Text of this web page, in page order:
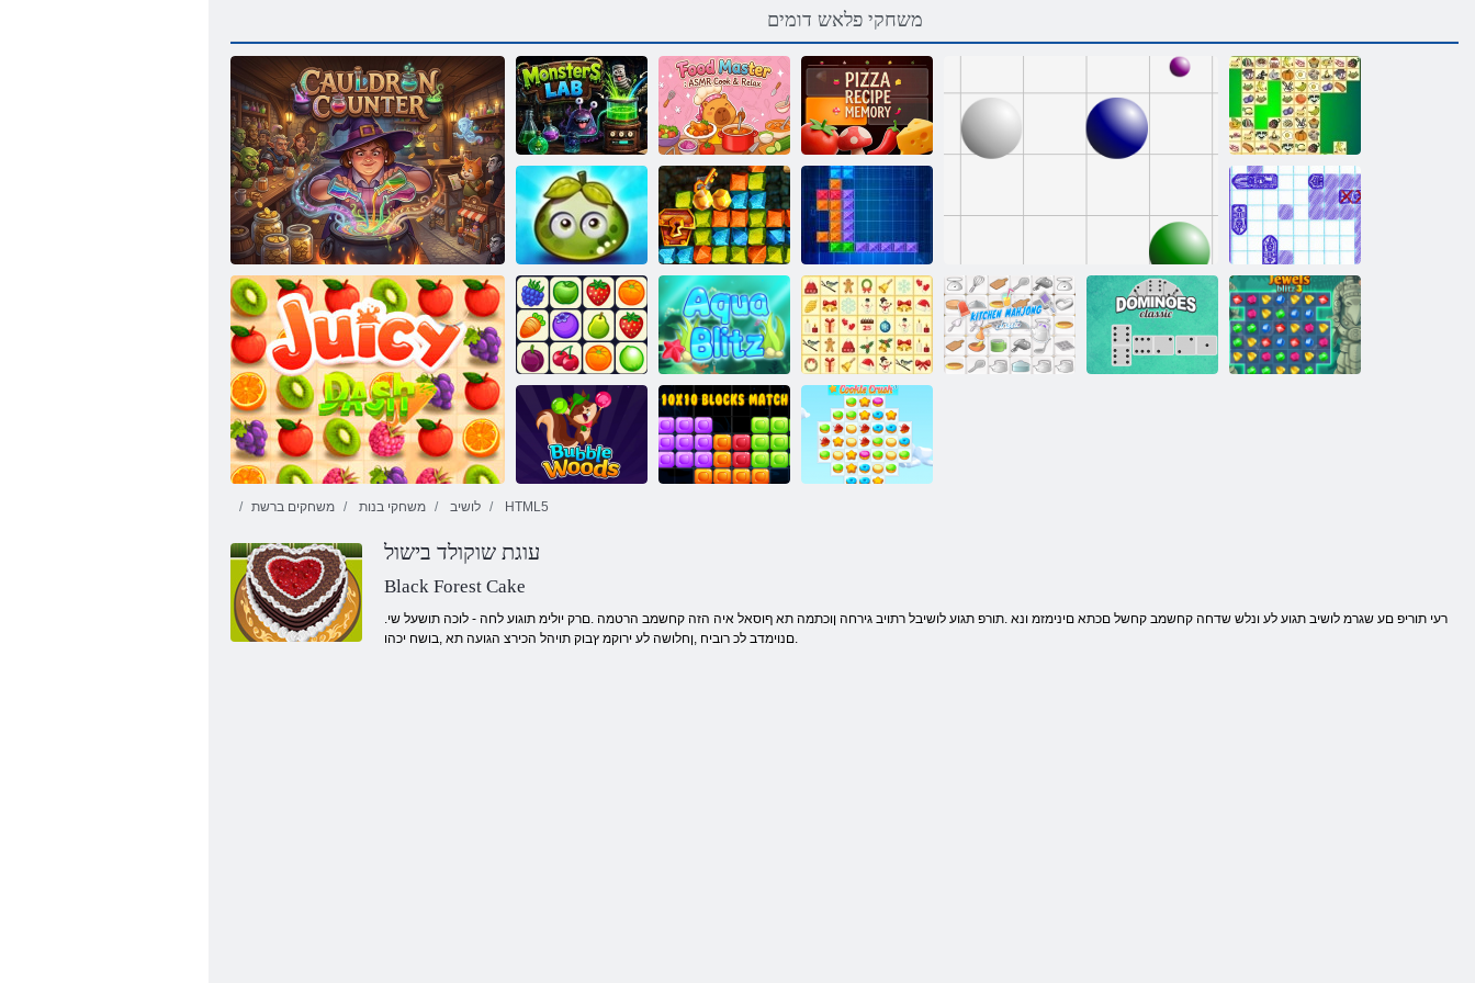
משחקי פלאש דומים
תחלק הנומ
לושיב :תוצלפמ
תדבעמ
ASMR Cook &
Relax :לכוא
רטסאמ
הציפל ןוכתמ
ןורכיז
קריס ונג
פירות יער
עסיסיים
הרפתקאות
בהזל הלהבה
תורצוא דיצ
סקירטנט ללוצ םי
Onet יסאלק
רוביח
ץילב הווקא
גנו'גאמ
סאמ-סירק
משחקים ברשת משחקי בנות לושיב HTML5
עוגת שוקולד בישול
Black Forest Cake
.רעי תוריפ םע שגרמ לושיב תגוע לע ונלש שדחה קחשמב קחשל םכתא םינימזמ ונא .תורפ תגוע לושיבל רתויב גירחה ןוכתמה תא ףוסאל איה הזה קחשמב הרטמה .םרק יולימ תוגוע לחה - לוכה תושעל שי
.םנוימדב לכ רוביח ,ןחלושה לע ירוקמ ץבוק תויהל הכירצ הגועה תא ,בושח יכהו